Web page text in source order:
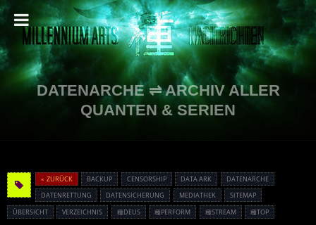
DATENARCHE ⇌ ARCHIV ALLER
QUANTEN & SERIEN
« ZURÜCK BACKUP CENSORSHIP DATA ARK
DATENARCHE
DATENRETTUNG
DATENSICHERUNG MEDIATHEK
SITEMAP
ÜBERSICHT
VERZEICHNIS 種DEUS 種PERFORM 種STREAM 種TOP